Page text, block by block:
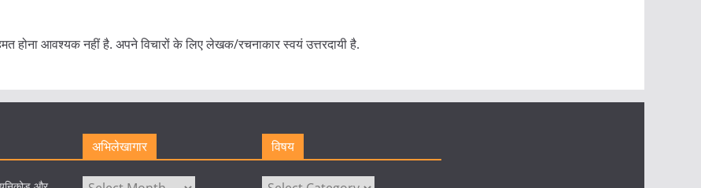
होना आवश्यक नहीं है. अपने विचारों के लिए लेखक/रचनाकार स्वयं उत्तरदायी है.
अभिलेखागार विषय